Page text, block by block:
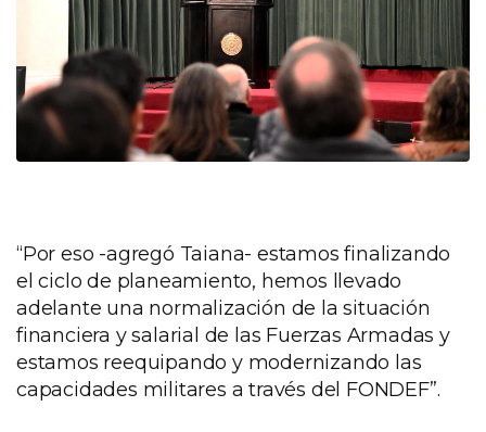
“Por eso -agregó Taiana- estamos finalizando
el ciclo de planeamiento, hemos llevado
adelante una normalización de la situación
financiera y salarial de las Fuerzas Armadas y
estamos reequipando y modernizando las
capacidades militares a través del FONDEF”.